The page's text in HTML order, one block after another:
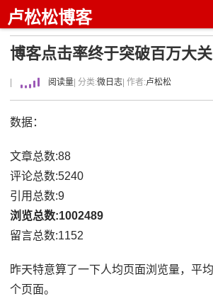
卢松松博客
博客点击率终于突破百万大关
阅读量 | 分类:微日志 | 作者:卢松松
数据：
文章总数:88
评论总数:5240
引用总数:9
浏览总数:1002489
留言总数:1152
昨天特意算了一下人均页面浏览量，平
个页面。